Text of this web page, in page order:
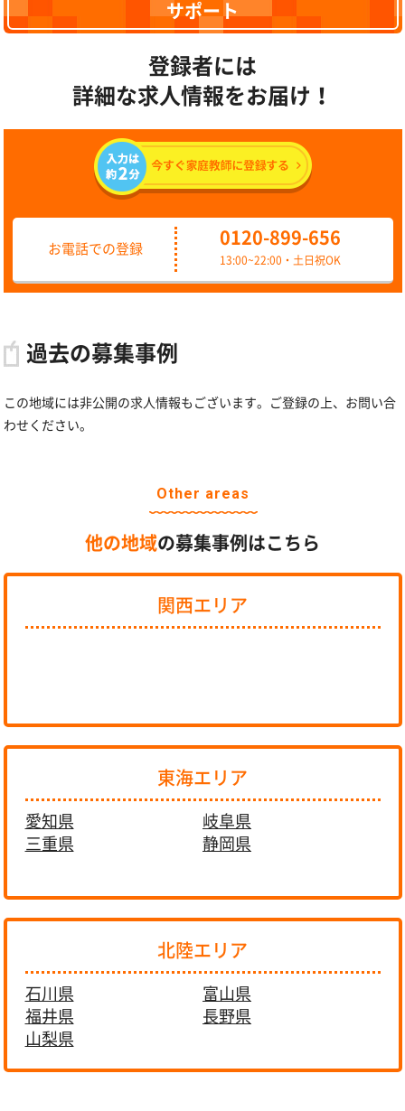
サポート
登録者には
詳細な求人情報をお届け！
お電話での登録
0120-899-656
13:00~22:00・土日祝OK
過去の募集事例
この地域には非公開の求人情報もございます。ご登録の上、お問い合
わせください。
Other areas
他の地域の募集事例はこちら
関西エリア
東海エリア
愛知県
岐阜県
三重県
静岡県
北陸エリア
石川県
富山県
福井県
長野県
山梨県